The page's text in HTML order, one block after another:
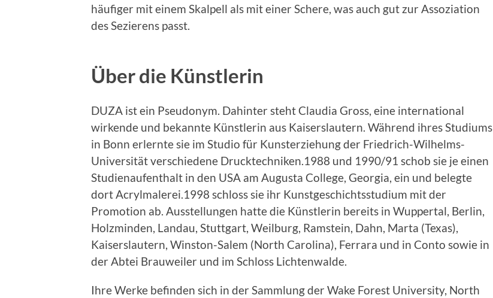
häufiger mit einem Skalpell als mit einer Schere, was auch gut zur Assoziation
des Sezierens passt.
Über die Künstlerin
DUZA ist ein Pseudonym. Dahinter steht Claudia Gross, eine international
wirkende und bekannte Künstlerin aus Kaiserslautern. Während ihres Studiums
in Bonn erlernte sie im Studio für Kunsterziehung der Friedrich-Wilhelms-
Universität verschiedene Drucktechniken.1988 und 1990/91 schob sie je einen
Studienaufenthalt in den USA am Augusta College, Georgia, ein und belegte
dort Acrylmalerei.1998 schloss sie ihr Kunstgeschichtsstudium mit der
Promotion ab. Ausstellungen hatte die Künstlerin bereits in Wuppertal, Berlin,
Holzminden, Landau, Stuttgart, Weilburg, Ramstein, Dahn, Marta (Texas),
Kaiserslautern, Winston-Salem (North Carolina), Ferrara und in Conto sowie in
der Abtei Brauweiler und im Schloss Lichtenwalde.
Ihre Werke befinden sich in der Sammlung der Wake Forest University, North